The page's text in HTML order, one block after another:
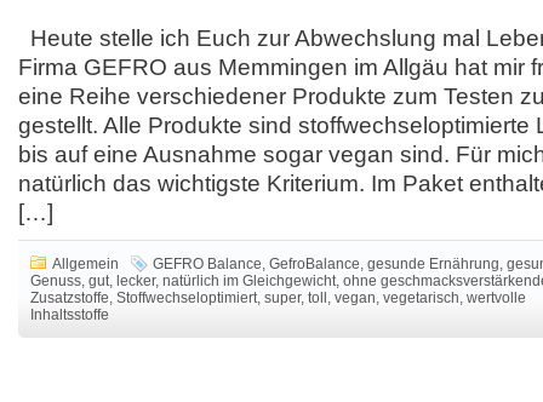
Heute stelle ich Euch zur Abwechslung mal
Firma GEFRO aus Memmingen im Allgäu hat mir
eine Reihe verschiedener Produkte zum Testen
gestellt. Alle Produkte sind stoffwechseloptimierte
bis auf eine Ausnahme sogar vegan sind. Für
natürlich das wichtigste Kriterium. Im Paket
[…]
Allgemein GEFRO Balance, GefroBalance, gesunde Ernährung,
Genuss, gut, lecker, natürlich im Gleichgewicht, ohne
Zusatzstoffe, Stoffwechseloptimiert, super, toll , vegan, vegetarisch, wertvolle
Inhaltsstoffe